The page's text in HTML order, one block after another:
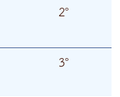
2°
3°